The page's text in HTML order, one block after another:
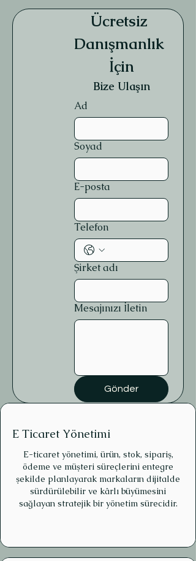
Ücretsiz
Danışmanlık
İçin
Bize Ulaşın
Ad
Soyad
E-posta
Telefon
Şirket adı
Mesajınızı İletin
Gönder
E Ticaret Yönetimi
​E-ticaret yönetimi, ürün, stok, sipariş,
ödeme ve müşteri süreçlerini entegre
şekilde planlayarak markaların dijitalde
sürdürülebilir ve kârlı büyümesini
sağlayan stratejik bir yönetim sürecidir.